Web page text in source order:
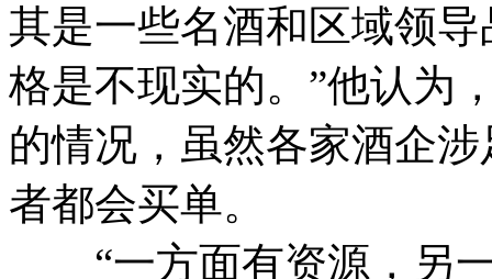
其是一些名酒和区域领
格是不现实的。”他认为
的情况，虽然各家酒企
者都会买单。
“一方面有资源，另一